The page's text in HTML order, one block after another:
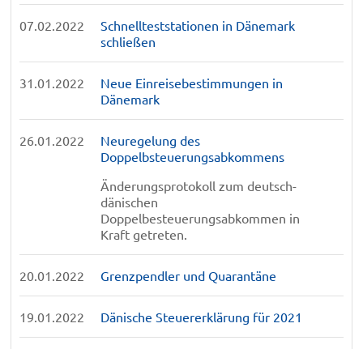
07.02.2022
Schnellteststationen in Dänemark
schließen
31.01.2022
Neue Einreisebestimmungen in
Dänemark
26.01.2022
Neuregelung des
Doppelbsteuerungsabkommens
Änderungsprotokoll zum deutsch-
dänischen
Doppelbesteuerungsabkommen in
Kraft getreten.
20.01.2022 Grenzpendler und Quarantäne
19.01.2022 Dänische Steuererklärung für 2021